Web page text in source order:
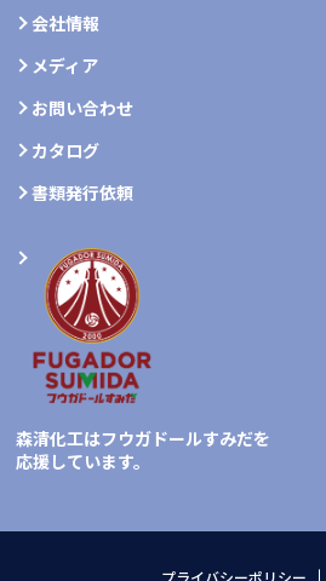
会社情報
メディア
お問い合わせ
カタログ
書類発行依頼
森清化工はフウガドールすみだを
応援しています。
プライバシーポリシー